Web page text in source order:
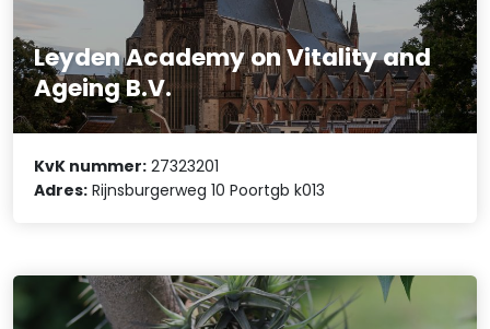
Leyden Academy on Vitality and
Ageing B.V.
KvK nummer: 27323201
Adres: Rijnsburgerweg 10 Poortgb k013